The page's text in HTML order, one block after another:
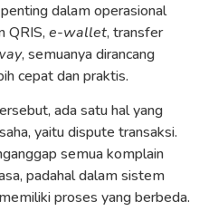
dalam operasional
QRIS, e-wallet, transfer
, semuanya dirancang
cepat dan praktis.
ada satu hal yang
yaitu dispute transaksi.
semua komplain
padahal dalam sistem
proses yang berbeda.